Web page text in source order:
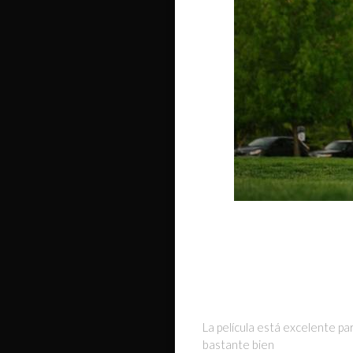
La película está excelente
bastante bien